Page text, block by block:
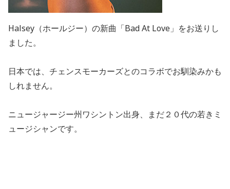
Halsey（ホールジー）の新曲「Bad At Love」をお送りし
ました。
日本では、チェンスモーカーズとのコラボでお馴染みかも
しれません。
ニュージャージー州ワシントン出身、まだ２０代の若きミ
ュージシャンです。